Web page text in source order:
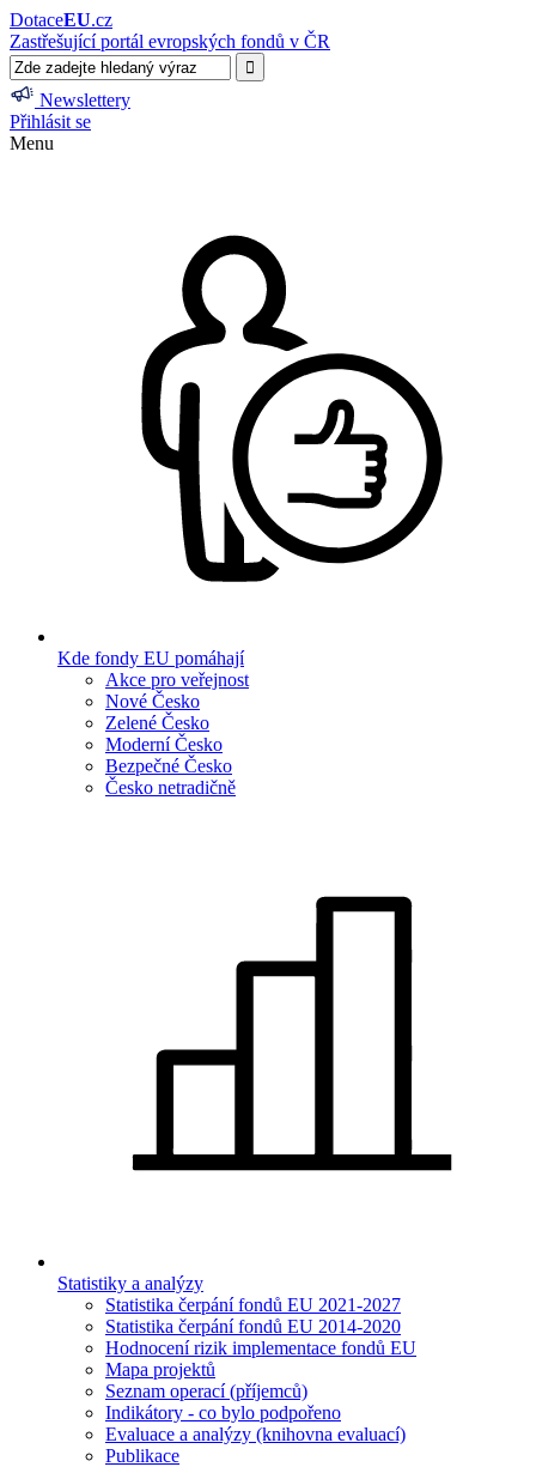
DotaceEU.cz
Zastřešující portál evropských fondů v ČR
Newslettery
Přihlásit se
Menu
Kde fondy EU pomáhají
Akce pro veřejnost
Nové Česko
Zelené Česko
Moderní Česko
Bezpečné Česko
Česko netradičně
Statistiky a analýzy
Statistika čerpání fondů EU 2021-2027
Statistika čerpání fondů EU 2014-2020
Hodnocení rizik implementace fondů EU
Mapa projektů
Seznam operací (příjemců)
Indikátory - co bylo podpořeno
Evaluace a analýzy (knihovna evaluací)
Publikace